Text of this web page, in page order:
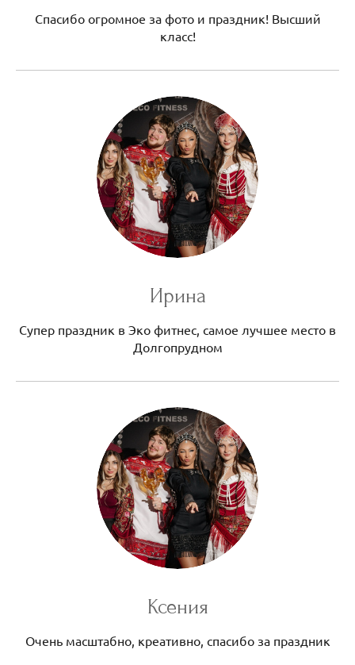
Спасибо огромное за фото и праздник! Высший
класс!
Ирина
Супер праздник в Эко фитнес, самое лучшее место в
Долгопрудном
Ксения
Очень масштабно, креативно, спасибо за праздник